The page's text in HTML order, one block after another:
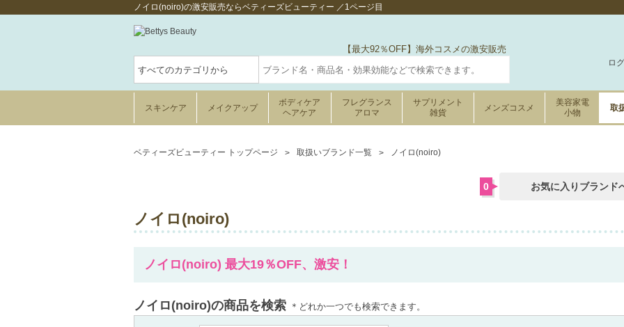
ノイロ(noiro)の激安販売ならベティーズビューティー ／1ページ目
【最大92％OFF】海外コスメの激安販売
ロ
スキンケア メイクアップ
ボディケア
ヘアケア
フレグランス
アロマ
サプリメント
雑貨
メンズコスメ
美容家電
小物
取
ベティーズビューティー トップページ 取扱いブランド一覧 ノイロ(noiro)
0 お気に入りブランド
ノイロ(noiro)
ノイロ(noiro) 最大19％OFF、激安！
ノイロ(noiro)の商品を検索 ＊どれか一つでも検索できます。